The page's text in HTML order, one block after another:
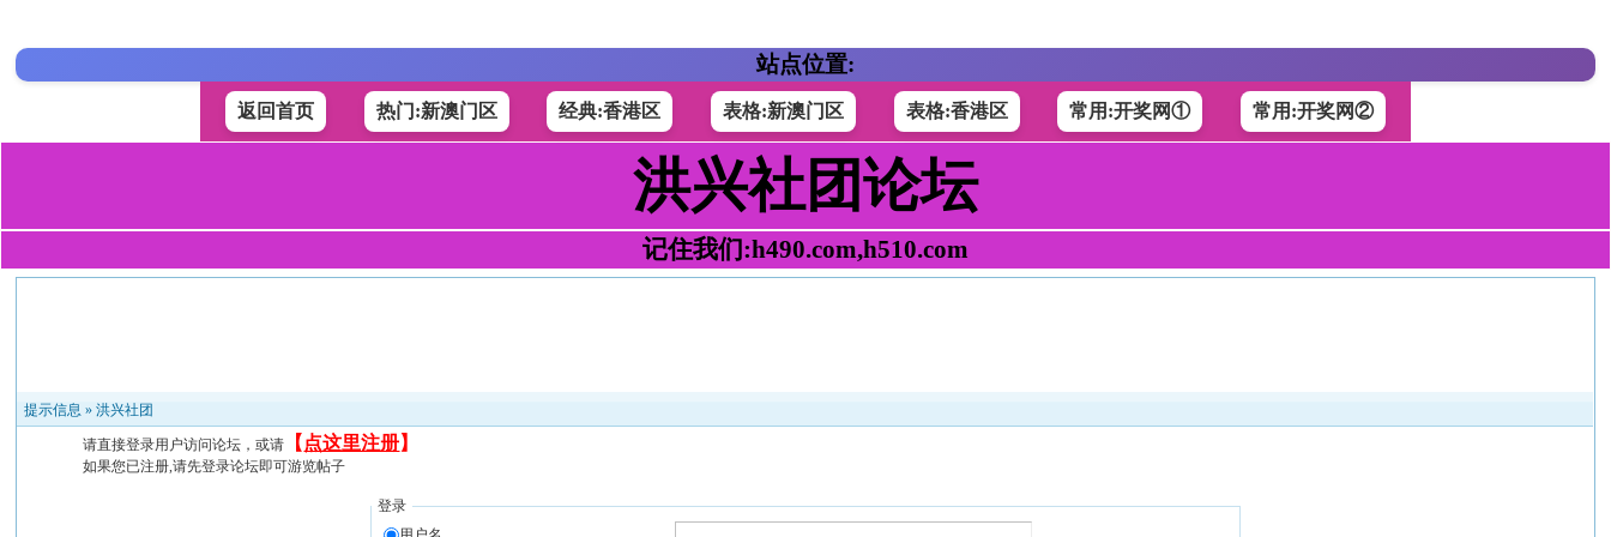
站点位置:
返回首页 热门:新澳门区 经典:香港区 表格:新澳门区 表格:香港区 常用:开奖网① 常用:开奖网②
洪兴社团论坛
记住我们:h490.com,h510.com
提示信息 »洪兴社团
请直接登录用户访问论坛，或请 【 点这里注册】
如果您已注册,请先登录论坛即可游览帖子
登录